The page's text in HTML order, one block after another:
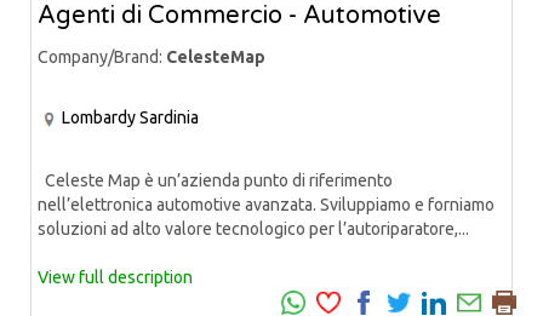
Agenti di Commercio - Automotive
Company/Brand: CelesteMap
LombardySardinia
Celeste Map è un’azienda punto di riferimento
nell’elettronica automotive avanzata. Sviluppiamo e forniamo
soluzioni ad alto valore tecnologico per l’autoriparatore,...
View full description